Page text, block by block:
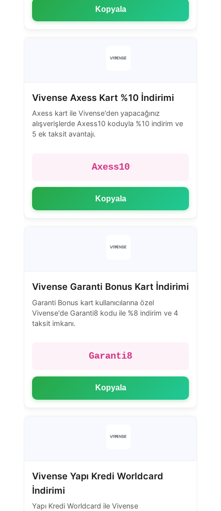
Kopyala
Vivense Axess Kart %10 İndirimi
Axess kart ile Vivense'den yapacağınız
alışverişlerde Axess10 koduyla %10 indirim ve
5 ek taksit avantajı.
Axess10
Kopyala
Vivense Garanti Bonus Kart İndirimi
Garanti Bonus kart kullanıcılarına özel
Vivense'de Garanti8 kodu ile %8 indirim ve 4
taksit imkanı.
Garanti8
Kopyala
Vivense Yapı Kredi Worldcard
İndirimi
Yapı Kredi Worldcard ile Vivense